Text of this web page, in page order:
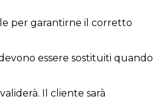
per garantirne il corretto
essere sostituiti quando
Il cliente sarà